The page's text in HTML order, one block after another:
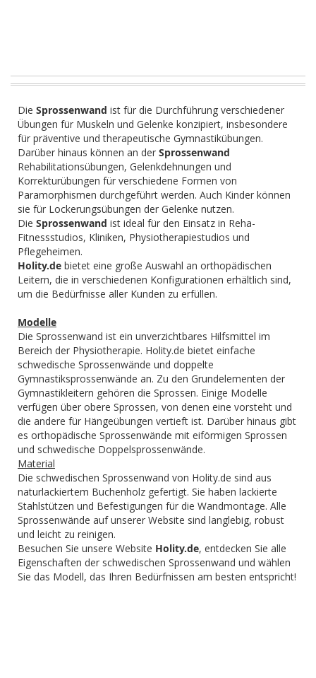
Die Sprossenwand ist für die Durchführung verschiedener
Übungen für Muskeln und Gelenke konzipiert, insbesondere
für präventive und therapeutische Gymnastikübungen.
Darüber hinaus können an der Sprossenwand
Rehabilitationsübungen, Gelenkdehnungen und
Korrekturübungen für verschiedene Formen von
Paramorphismen durchgeführt werden. Auch Kinder können
sie für Lockerungsübungen der Gelenke nutzen.
Die Sprossenwand ist ideal für den Einsatz in Reha-
Fitnessstudios, Kliniken, Physiotherapiestudios und
Pflegeheimen.
Holity.de bietet eine große Auswahl an orthopädischen
Leitern, die in verschiedenen Konfigurationen erhältlich sind,
um die Bedürfnisse aller Kunden zu erfüllen.
Modelle
Die Sprossenwand ist ein unverzichtbares Hilfsmittel im
Bereich der Physiotherapie. Holity.de bietet einfache
schwedische Sprossenwände und doppelte
Gymnastiksprossenwände an. Zu den Grundelementen der
Gymnastikleitern gehören die Sprossen. Einige Modelle
verfügen über obere Sprossen, von denen eine vorsteht und
die andere für Hängeübungen vertieft ist. Darüber hinaus gibt
es orthopädische Sprossenwände mit eiförmigen Sprossen
und schwedische Doppelsprossenwände.
Material
Die schwedischen Sprossenwand von Holity.de sind aus
naturlackiertem Buchenholz gefertigt. Sie haben lackierte
Stahlstützen und Befestigungen für die Wandmontage. Alle
Sprossenwände auf unserer Website sind langlebig, robust
und leicht zu reinigen.
Besuchen Sie unsere Website Holity.de, entdecken Sie alle
Eigenschaften der schwedischen Sprossenwand und wählen
Sie das Modell, das Ihren Bedürfnissen am besten entspricht!